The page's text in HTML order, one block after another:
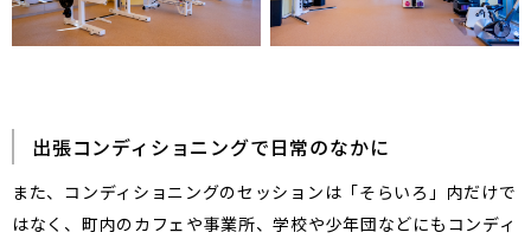
出張コンディショニングで日常のなかに
また、コンディショニングのセッションは「そらいろ」内だけで
はなく、町内のカフェや事業所、学校や少年団などにもコンディ